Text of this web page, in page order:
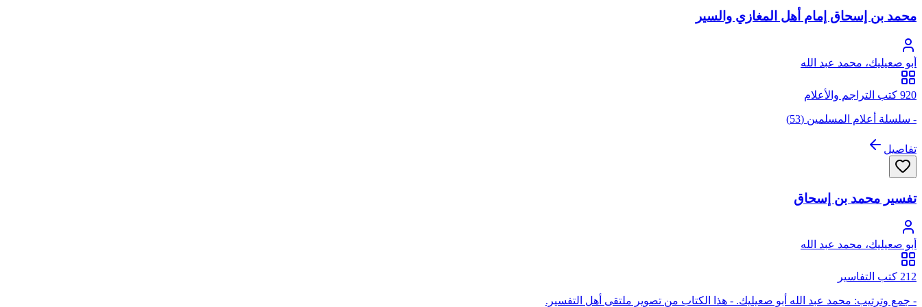
محمد بن إسحاق إمام أهل المغازي والسير
أبو صعيليك، محمد عبد الله
920 كتب التراجم والأعلام
- سلسلة أعلام المسلمين (53)
تفاصيل
تفسير محمد بن إسحاق
أبو صعيليك، محمد عبد الله
212 كتب التفاسير
- جمع وترتيب: محمد عبد الله أبو صعيليك. - هذا الكتاب من تصوير ملتقى أهل التفسير.